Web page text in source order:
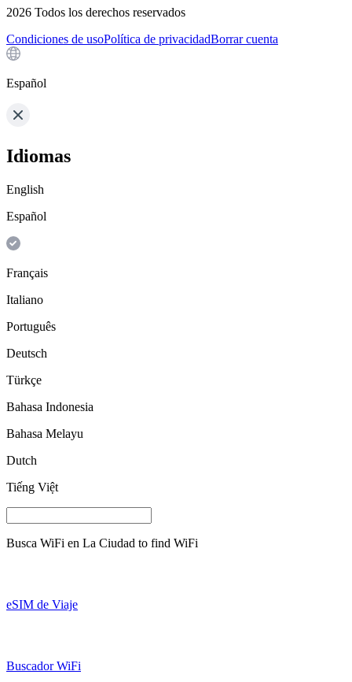
2026 Todos los derechos reservados
Condiciones de usoPolítica de privacidadBorrar cuenta
Español
Idiomas
English
Español
Français
Italiano
Português
Deutsch
Türkçe
Bahasa Indonesia
Bahasa Melayu
Dutch
Tiếng Việt
Busca WiFi en La Ciudad to find WiFi
eSIM de Viaje
Buscador WiFi